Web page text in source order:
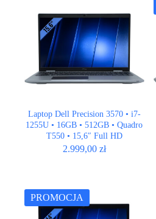
Laptop Dell Precision 3570 • i7-
1255U • 16GB • 512GB • Quadro
T550 • 15,6″ Full HD
2.999,00 zł
PROMOCJA